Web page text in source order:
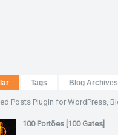
Tags Blog Archives
100 Portões [100 Gates]